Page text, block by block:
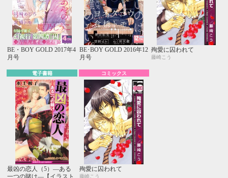
BE・BOY GOLD 2017年4
月号
BE･BOY GOLD 2016年12
月号
殉愛に囚われて
藤崎こう
電子書籍
最凶の恋人（5）―ある
一つの賭け―【イラスト
コミックス
殉愛に囚われて
藤崎こう